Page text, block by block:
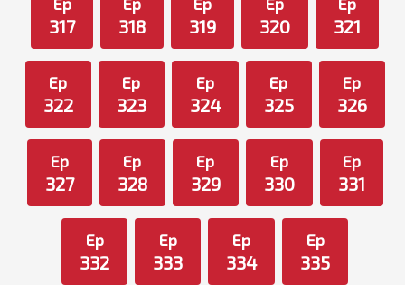
317 318 319 320 321
Ep
322
Ep
323
Ep
324
Ep
325
Ep
326
Ep
327
Ep
328
Ep
329
Ep
330
Ep
331
Ep
332
Ep
333
Ep
334
Ep
335